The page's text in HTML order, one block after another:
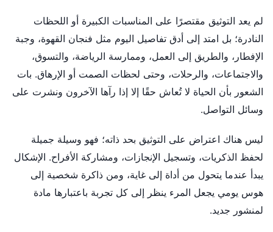
لم يعد التوثيق مقتصرًا على المناسبات الكبيرة أو اللحظات
النادرة؛ بل امتد إلى أدق تفاصيل اليوم مثل فنجان القهوة، وجبة
الإفطار، والطريق إلى العمل، وممارسة الرياضة، والتسوق،
والاجتماعات، والرحلات، وحتى لحظات الصمت أو الإرهاق. بات
الشعور بأن الحياة لا تُعاش حقًا إلا إذا رآها الآخرون ونشرت على
وسائل التواصل.
ليس هناك اعتراض على التوثيق بحد ذاته؛ فهو وسيلة جميلة
لحفظ الذكريات، وتسجيل الإنجازات، ومشاركة الأفراح. الإشكال
يبدأ عندما يتحول من أداة إلى غاية، ومن ذاكرة شخصية إلى
هوس يومي يجعل المرء ينظر إلى كل تجربة باعتبارها مادة
لمنشور جديد.